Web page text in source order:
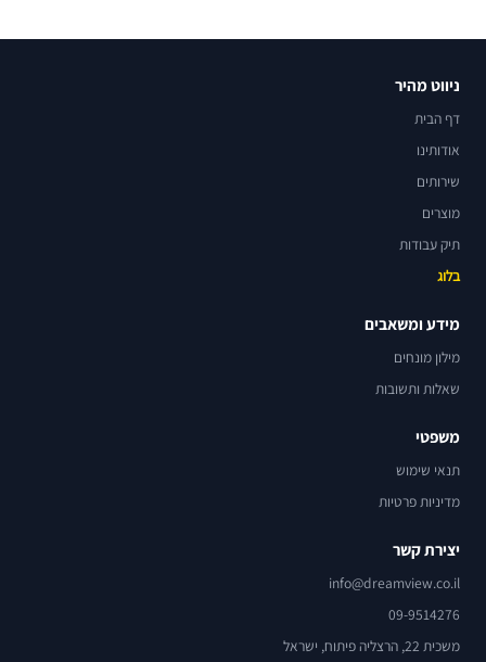
ניווט מהיר
דף הבית
אודותינו
שירותים
מוצרים
תיק עבודות
בלוג
מידע ומשאבים
מילון מונחים
שאלות ותשובות
משפטי
תנאי שימוש
מדיניות פרטיות
יצירת קשר
info@dreamview.co.il
09-9514276
משכית 22, הרצליה פיתוח, ישראל